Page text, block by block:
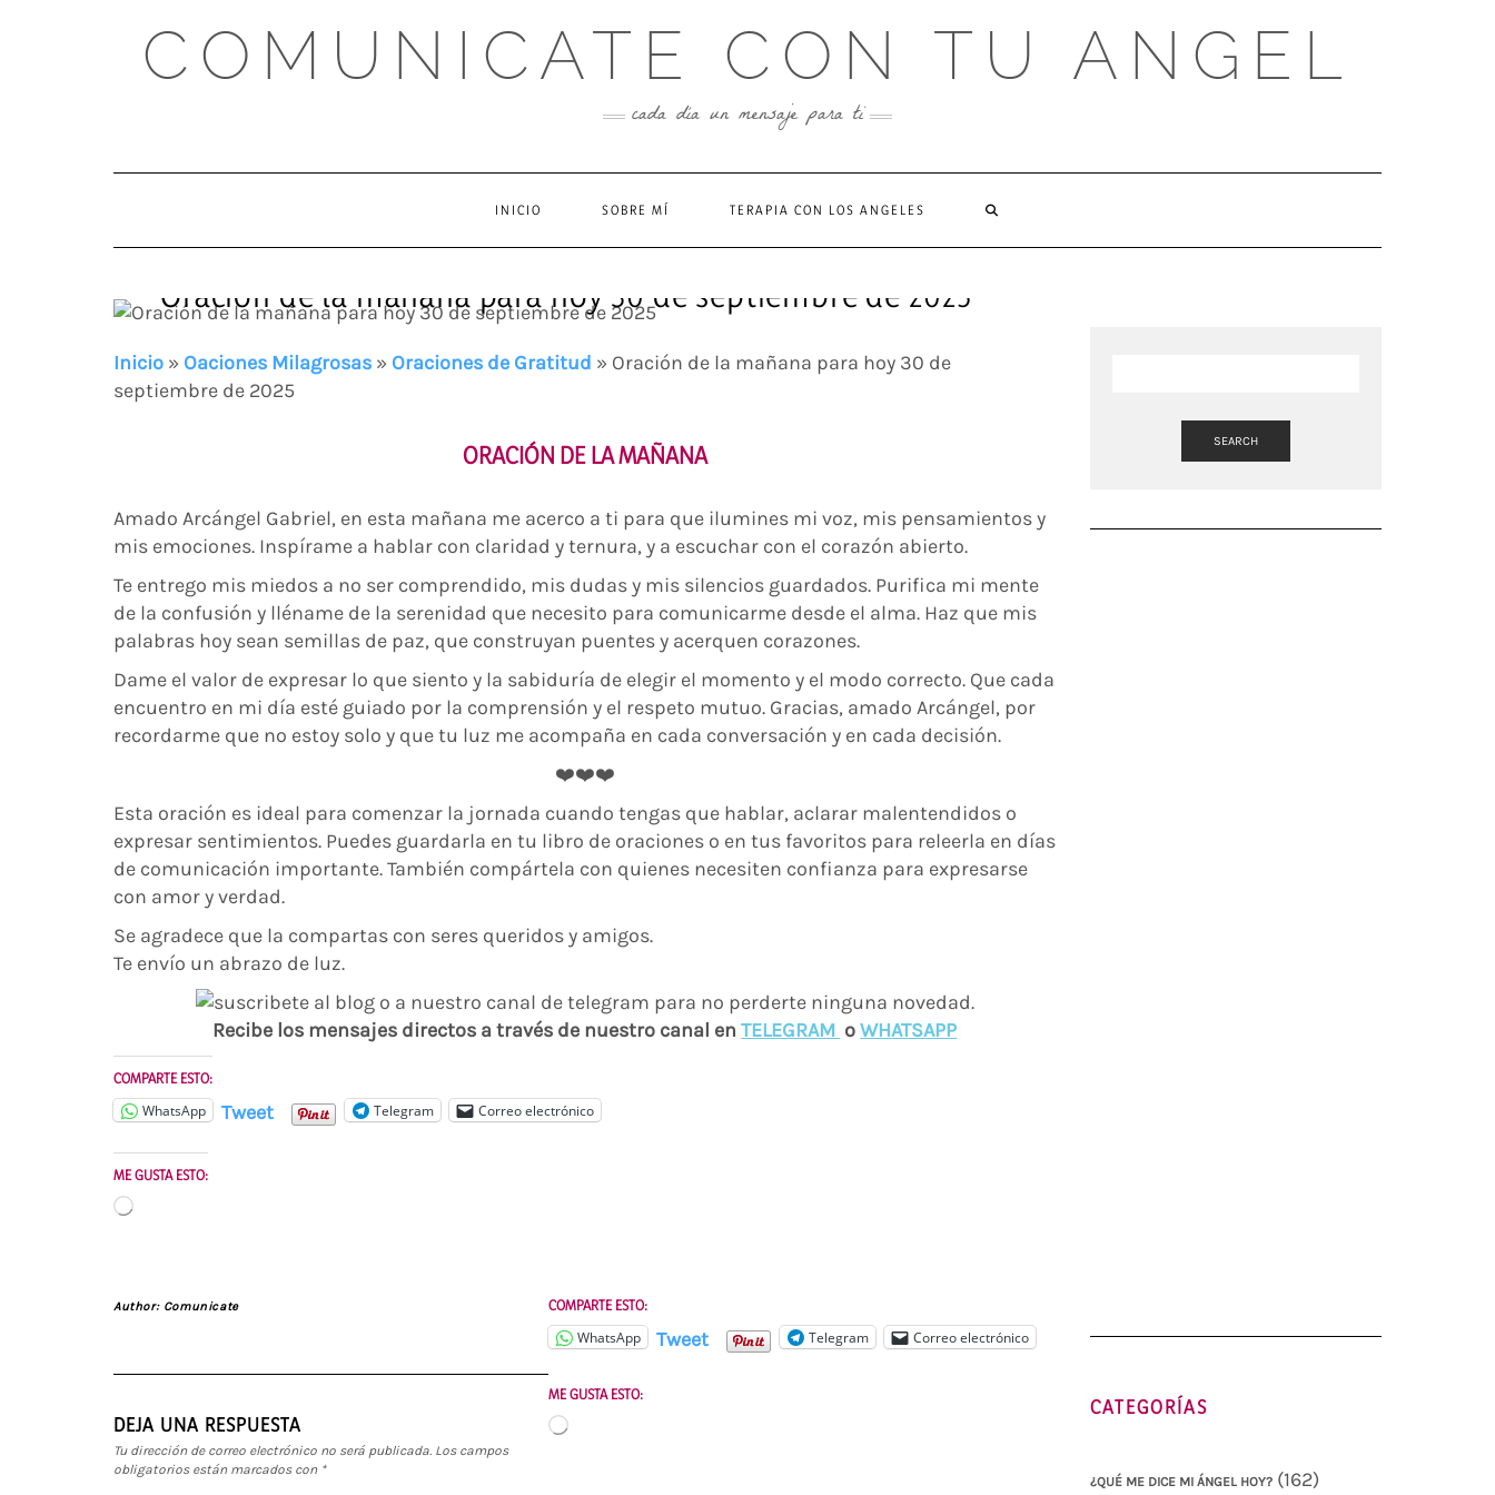
COMUNICATE CON TU ANGEL
cada día un mensaje para ti
INICIO SOBRE MÍ TERAPIA CON LOS ANGELES
Oración de la mañana para hoy 30 de septiembre de 2025
Inicio » Oaciones Milagrosas » Oraciones de Gratitud » Oración de la mañana para hoy 30 de
septiembre de 2025
ORACIÓN DE LA MAÑANA
Amado Arcángel Gabriel, en esta mañana me acerco a ti para que ilumines mi voz, mis pensamientos y
mis emociones. Inspírame a hablar con claridad y ternura, y a escuchar con el corazón abierto.
Te entrego mis miedos a no ser comprendido, mis dudas y mis silencios guardados. Purifica mi mente
de la confusión y lléname de la serenidad que necesito para comunicarme desde el alma. Haz que mis
palabras hoy sean semillas de paz, que construyan puentes y acerquen corazones.
Dame el valor de expresar lo que siento y la sabiduría de elegir el momento y el modo correcto. Que cada
encuentro en mi día esté guiado por la comprensión y el respeto mutuo. Gracias, amado Arcángel, por
recordarme que no estoy solo y que tu luz me acompaña en cada conversación y en cada decisión.
❤️❤️❤️
Esta oración es ideal para comenzar la jornada cuando tengas que hablar, aclarar malentendidos o
expresar sentimientos. Puedes guardarla en tu libro de oraciones o en tus favoritos para releerla en días
de comunicación importante. También compártela con quienes necesiten confianza para expresarse
con amor y verdad.
Se agradece que la compartas con seres queridos y amigos.
Te envío un abrazo de luz.
Recibe los mensajes directos a través de nuestro canal enTELEGRAM oWHATSAPP
COMPARTE ESTO:
WhatsApp Tweet Telegram Correo electrónico
ME GUSTA ESTO:
Cargando...
Author: Comunicate COMPARTE ESTO:
WhatsApp Tweet Telegram Correo electrónico
ME GUSTA ESTO:
Cargando...
DEJA UNA RESPUESTA
Tu dirección de correo electrónico no será publicada. Los campos
obligatorios están marcados con *
SEARCH
CATEGORÍAS
¿QUÉ ME DICE MI ÁNGEL HOY?(162)